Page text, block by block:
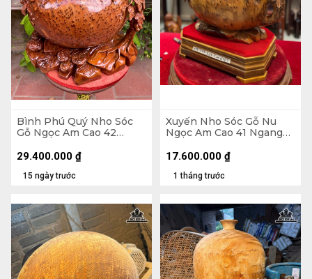
Bình Phú Quý Nho Sóc
Gỗ Ngọc Am Cao 42
15 ngày trước
29.400.000 ₫
Xuyến Nho Sóc Gỗ Nu
Ngọc Am Cao 41 Ngang
1 tháng trước
17.600.000 ₫